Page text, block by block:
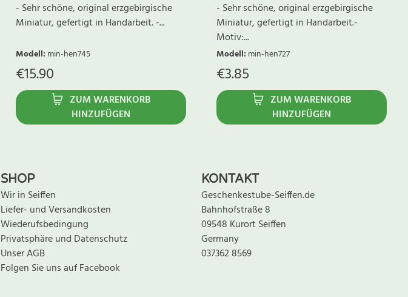
- Sehr schöne, original erzgebirgische
Miniatur, gefertigt in Handarbeit. -...
Modell: min-hen745
€15.90
ZUM WARENKORB
HINZUFÜGEN
- Sehr schöne, original erzgebirgische
Miniatur, gefertigt in Handarbeit.-
Motiv:...
Modell: min-hen727
€3.85
ZUM WARENKORB
HINZUFÜGEN
SHOP
Wir in Seiffen
Liefer- und Versandkosten
Wiederufsbedingung
Privatsphäre und Datenschutz
Unser AGB
Folgen Sie uns auf Facebook
KONTAKT
Geschenkestube-Seiffen.de
Bahnhofstraße 8
09548 Kurort Seiffen
Germany
037362 8569